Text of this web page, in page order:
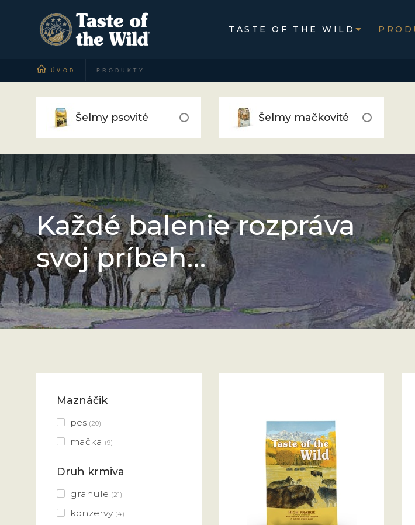
TASTE OF THE WILD
ÚVOD PRODUKTY
Šelmy psovité Šelmy mačkovité
Každé balenie rozpráva
svoj príbeh…
Maznáčik
pes (20)
mačka (9)
Druh krmiva
granule (21)
konzervy (4)